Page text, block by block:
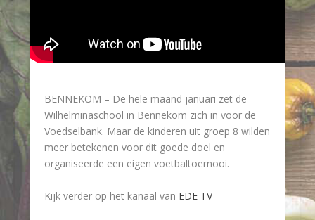
BENNEKOM – De hele maand januari zet de
Wilhelminaschool in Bennekom zich in voor de
Voedselbank. Maar de kinderen uit groep 8 wilden
meer betekenen voor dit goede doel en
organiseerde een eigen voetbaltoernooi.
Kijk verder op het kanaal van EDE TV